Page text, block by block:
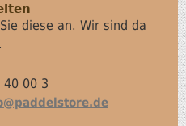
diese an. Wir sind da
40 00 3